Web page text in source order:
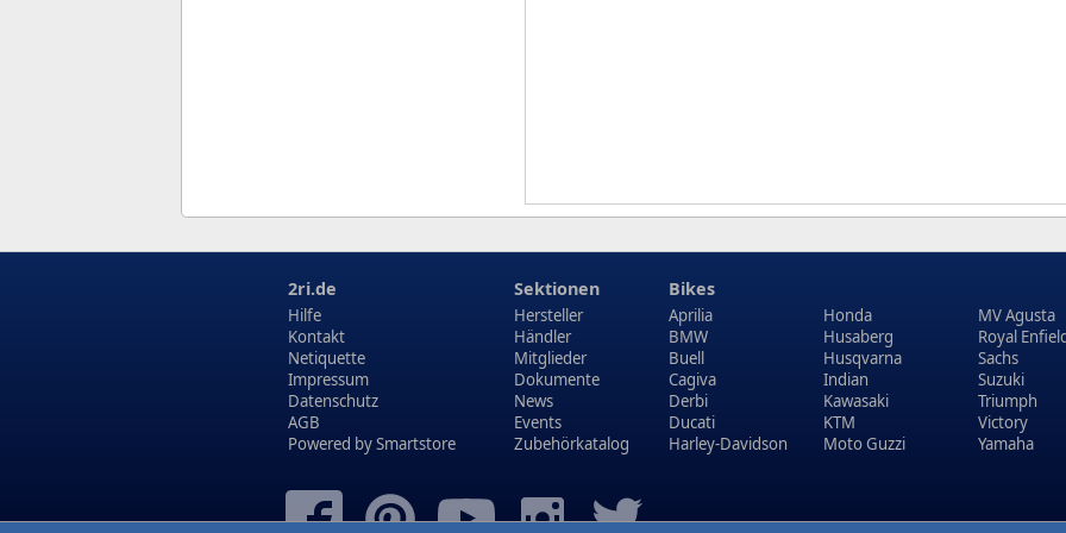
2ri.de
Hilfe
Kontakt
Netiquette
Impressum
Datenschutz
AGB
Powered bySmartstore
Sektionen
Hersteller
Händler
Mitglieder
Dokumente
News
Events
Zubehörkatalog
Bikes
Aprilia
BMW
Buell
Cagiva
Derbi
Ducati
Harley-Davidson
Honda
Husaberg
Husqvarna
Indian
Kawasaki
KTM
Moto Guzzi
MV Agusta
Royal
Sachs
Suzuki
Triumph
Victory
Yamaha